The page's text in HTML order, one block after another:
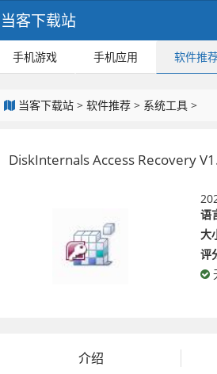
当客下载站
手机游戏 手机应用 软件推
当客下载站 > 软件推荐 > 系统工具 >
DiskInternals Access Recovery
语
大
评
介绍